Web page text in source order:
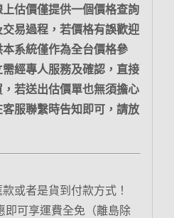
估價僅提供一個價格查詢
易過程，若價格有誤歡迎
系統僅作為全台價格參
經專人服務及確認，直接
若送出估價單也無須擔心
服聯繫時告知即可，請放
或者是貨到付款方式！
即可享運費全免（離島除